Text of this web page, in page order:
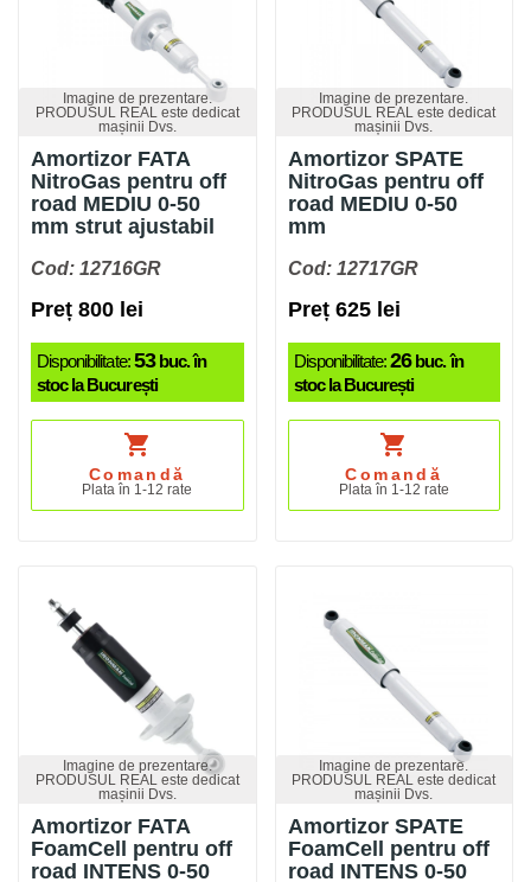
Imagine de prezentare.
PRODUSUL REAL este dedicat
mașinii Dvs.
Amortizor FATA
NitroGas pentru off
road MEDIU 0-50
mm strut ajustabil
Cod: 12716GR
Preț 800 lei
Disponibilitate:53buc. în
stoc la București
shopping_cart
Comandă
Plata în 1-12 rate
Imagine de prezentare.
PRODUSUL REAL este dedicat
mașinii Dvs.
Amortizor SPATE
NitroGas pentru off
road MEDIU 0-50
mm
Cod: 12717GR
Preț 625 lei
Disponibilitate:26buc. în
stoc la București
shopping_cart
Comandă
Plata în 1-12 rate
Imagine de prezentare.
PRODUSUL REAL este dedicat
mașinii Dvs.
Amortizor FATA
FoamCell pentru off
road INTENS 0-50
Imagine de prezentare.
PRODUSUL REAL este dedicat
mașinii Dvs.
Amortizor SPATE
FoamCell pentru off
road INTENS 0-50